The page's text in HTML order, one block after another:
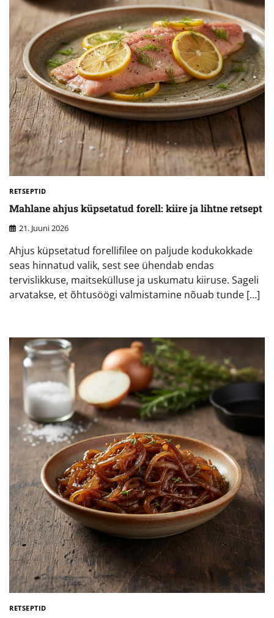
RETSEPTID
Mahlane ahjus küpsetatud forell: kiire ja lihtne retsept
21. Juuni 2026
Ahjus küpsetatud forellifilee on paljude kodukokkade
seas hinnatud valik, sest see ühendab endas
tervislikkuse, maitsekülluse ja uskumatu kiiruse. Sageli
arvatakse, et õhtusöögi valmistamine nõuab tunde […]
RETSEPTID